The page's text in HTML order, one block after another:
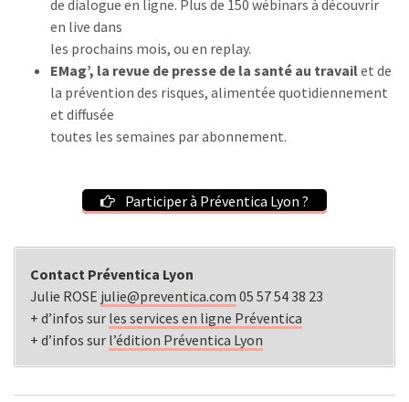
de dialogue en ligne. Plus de 150 wébinars à découvrir
en live dans
les prochains mois, ou en replay.
EMag’, la revue de presse de la santé au travailet de
la prévention des risques, alimentée quotidiennement
et diffusée
toutes les semaines par abonnement.
Participer à Préventica Lyon ?
Contact Préventica Lyon
Julie ROSE julie@preventica.com 05 57 54 38 23
+ d’infos sur les services en ligne Préventica
+ d’infos sur l’édition Préventica Lyon